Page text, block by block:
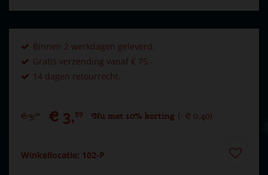
Binnen 2 werkdagen geleverd.
Gratis verzending vanaf € 75,- .
14 dagen retourrecht.
€ 3,99 € 3,59 Nu met 10% korting € 0,40
Winkellocatie: 102-P